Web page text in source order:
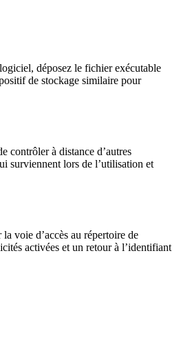
déposez le fichier exécutable
de stockage similaire pour
contrôler à distance d’autres
surviennent lors de l’utilisation et
voie d’accès au répertoire de
activées et un retour à l’identifiant